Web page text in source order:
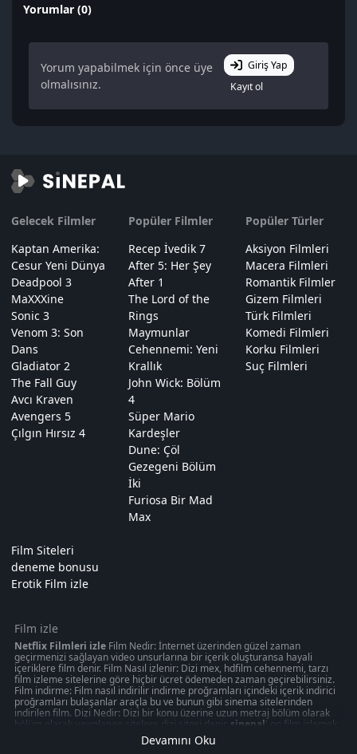
Yorumlar (0)
Yorum yapabilmek için önce üye
olmalısınız.
Giriş Yap
Kayıt ol
Gelecek Filmler
Kaptan Amerika:
Cesur Yeni Dünya
Deadpool 3
MaXXXine
Sonic 3
Venom 3: Son
Dans
Gladiator 2
The Fall Guy
Avcı Kraven
Avengers 5
Çılgın Hırsız 4
Popüler Filmler
Recep İvedik 7
After 5: Her Şey
After 1
The Lord of the
Rings
Maymunlar
Cehennemi: Yeni
Krallık
John Wick: Bölüm
4
Süper Mario
Kardeşler
Dune: Çöl
Gezegeni Bölüm
İki
Furiosa Bir Mad
Max
Popüler Türler
Aksiyon Filmleri
Macera Filmleri
Romantik Filmler
Gizem Filmleri
Türk Filmleri
Komedi Filmleri
Korku Filmleri
Suç Filmleri
Film Siteleri
deneme bonusu
Erotik Film izle
Film izle
Netflix Filmleri izleFilm Nedir: İnternet üzerinden güzel zaman
geçirmenizi sağlayan video unsurlarına bir içerik oluşturansa hayali
içeriklere film denir. Film Nasıl izlenir: Dizi mex, hdfilm cehennemi, tarzı
film izleme sitelerine göre hiçbir ücret ödemeden zaman geçirebilirsiniz.
Film indirme: Film nasıl indirilir indirme proğramları içindeki içerik indirici
proğramları bulaşanlar araçla bu ve bunun gibi sinema sitelerinden
indirilen film. Dizi Nedir: Dizi bir konu üzerine uzun metraj bölüm olarak
bölüm olarak yayınlanan sitelere dizi sitesi denir. sinepal' on film izlemek
50 kategoride " türkçeyle ilgili olabilecek 1080p kalitede aksiyon, macera
oyunu izmek can verebilir. Akşam gibi ziyaretinizi nasıl değerlendirdiğinizi
Devamını Oku